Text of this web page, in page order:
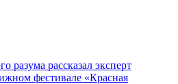
разума рассказал эксперт
фестивале «Красная